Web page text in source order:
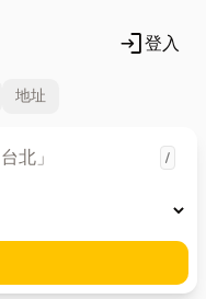
login登入
地址
/